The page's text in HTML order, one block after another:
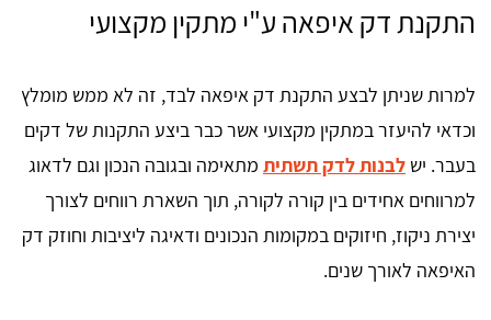
התקנת דק איפאה ע"י מתקין מקצועי
למרות שניתן לבצע התקנת דק איפאה לבד, זה לא ממש מומלץ
וכדאי להיעזר במתקין מקצועי אשר כבר ביצע התקנות של דקים
בעבר. יש לבנות לדק תשתית מתאימה ובגובה הנכון וגם לדאוג
למרווחים אחידים בין קורה לקורה, תוך השארת רווחים לצורך
יצירת ניקוז, חיזוקים במקומות הנכונים ודאיגה ליציבות וחוזק דק
האיפאה לאורך שנים.